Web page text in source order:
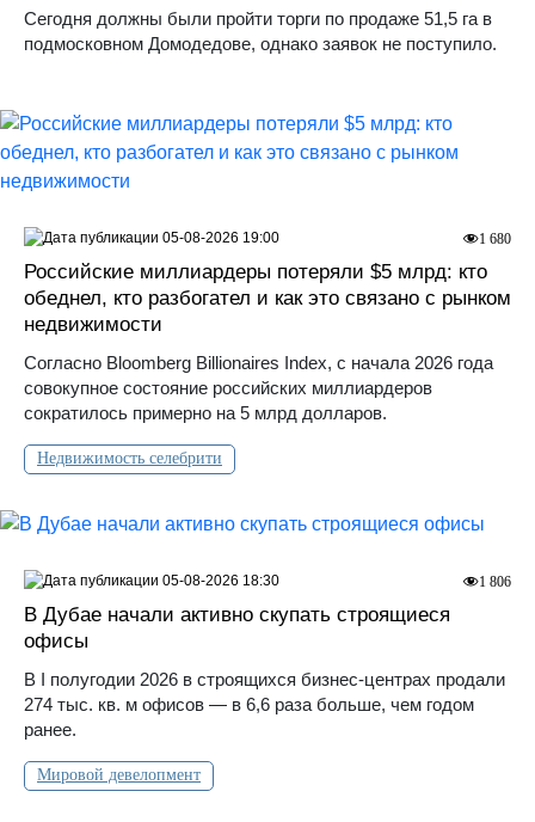
Сегодня должны были пройти торги по продаже 51,5 га в
подмосковном Домодедове, однако заявок не поступило.
Российские миллиардеры потеряли $5 млрд: кто
обеднел, кто разбогател и как это связано с рынком
недвижимости
Согласно Bloomberg Billionaires Index, с начала 2026 года
совокупное состояние российских миллиардеров
сократилось примерно на 5 млрд долларов.
Недвижимость селебрити
1 680
05-08-2026 19:00
В Дубае начали активно скупать строящиеся
офисы
В I полугодии 2026 в строящихся бизнес-центрах продали
274 тыс. кв. м офисов — в 6,6 раза больше, чем годом
ранее.
Мировой девелопмент
1 806
05-08-2026 18:30